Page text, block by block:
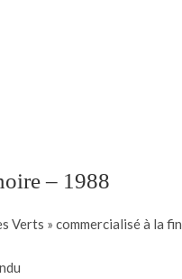
– 1988
Verts » commercialisé à la fin